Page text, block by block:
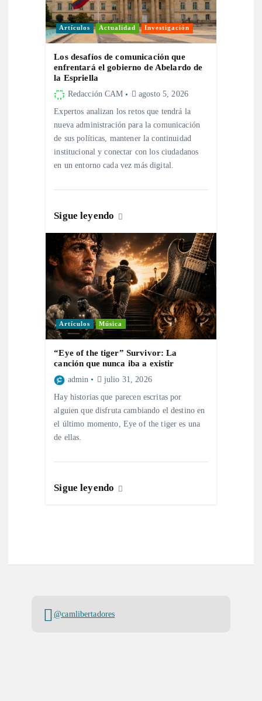
Artículos Actualidad Investigación
Los desafíos de comunicación que
enfrentará el gobierno de Abelardo de
la Espriella
Redacción CAM agosto 5, 2026
Expertos analizan los retos que tendrá la
nueva administración para la comunicación
de sus políticas, mantener la continuidad
institucional y conectar con los ciudadanos
en un entorno cada vez más digital.
Sigue leyendo
Artículos Música
“Eye of the tiger” Survivor: La
canción que nunca iba a existir
admin julio 31, 2026
Hay historias que parecen escritas por
alguien que disfruta cambiando el destino en
el último momento, Eye of the tiger es una
de ellas.
Sigue leyendo
@camlibertadores